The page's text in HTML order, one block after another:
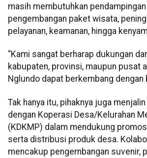
masih membutuhkan
pengembangan paket wisata,
pelayanan, keamanan, hingga
“Kami sangat berharap dukungan
kabupaten, provinsi, maupun pusat
Nglundo dapat berkembang dengan
Tak hanya itu, pihaknya juga
dengan Koperasi Desa/Kelurahan
(KDKMP) dalam mendukung
serta distribusi produk desa.
mencakup pengembangan suvenir,